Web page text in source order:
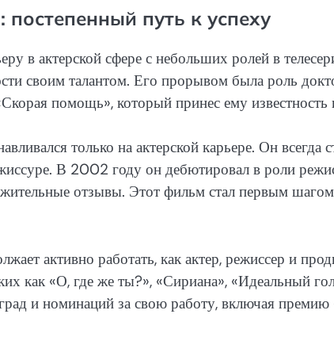
путь к успеху
в актерской сфере с небольших ролей в
своим талантом. Его прорывом была роль
помощь», который принес ему известность
только на актерской карьере. Он
В 2002 году он дебютировал в роли
отзывы. Этот фильм стал первым
активно работать, как актер, режиссер и
как «О, где же ты?», «Сириана», «Идеальный
и номинаций за свою работу, включая